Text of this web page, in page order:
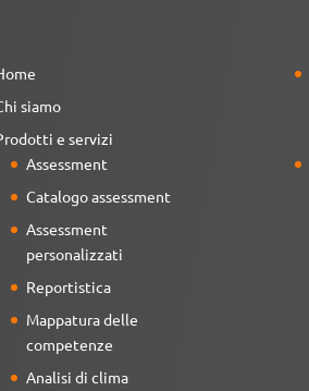
siamo
e servizi
Assessment
Catalogo assessment
Assessment
personalizzati
Reportistica
Mappatura delle
competenze
Analisi di clima